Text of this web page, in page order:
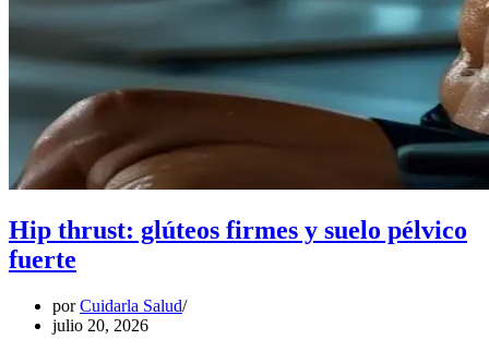
Hip thrust: glúteos firmes y suelo pélvico
fuerte
porCuidarla Salud
julio 20, 2026